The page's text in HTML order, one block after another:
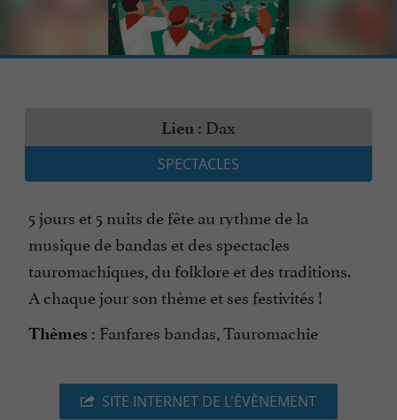
Lieu : Dax
SPECTACLES
5 jours et 5 nuits de fête au rythme de la
musique de bandas et des spectacles
tauromachiques, du folklore et des traditions.
A chaque jour son thème et ses festivités !
Thèmes : Fanfares bandas, Tauromachie
SITE INTERNET DE L'ÉVÈNEMENT